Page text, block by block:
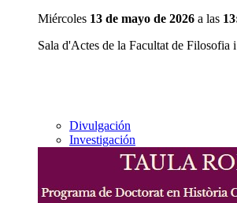
Miércoles 13 de mayo de 2026 a las
Sala d'Actes de la Facultat de
Divulgación
Investigación